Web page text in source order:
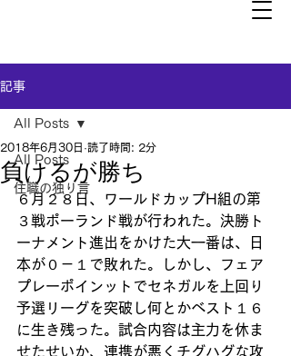
記事
All Posts
住職の独り言
All Posts
負けるが勝ち
2018年6月30日 読了時間: 2分
６月２８日、ワールドカップH組の第
３戦ポーランド戦が行われた。決勝ト
ーナメント進出をかけた大一番は、日
本が０－１で敗れた。しかし、フェア
プレーポインットでセネガルを上回り
予選リーグを突破し何とかベスト１６
に生き残った。試合内容は主力を休ま
せたせいか、連携が悪くチグハグな攻